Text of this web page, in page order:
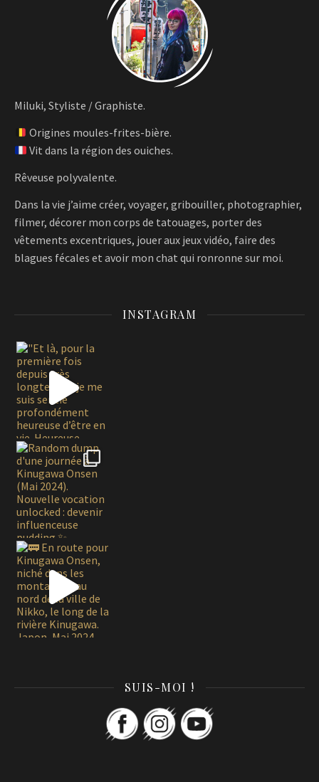
Miluki, Styliste / Graphiste.
Origines moules-frites-bière.
Vit dans la région des ouiches.
Rêveuse polyvalente.
Dans la vie j’aime créer, voyager, gribouiller, photographier,
filmer, décorer mon corps de tatouages, porter des
vêtements excentriques, jouer aux jeux vidéo, faire des
blagues fécales et avoir mon chat qui ronronne sur moi.
INSTAGRAM
SUIS-MOI !